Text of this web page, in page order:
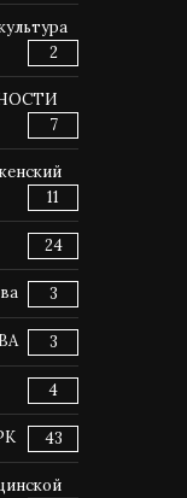
2
7
11
24
3
3
4
43